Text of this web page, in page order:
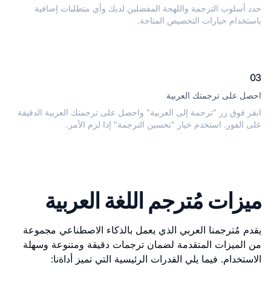
حدد أسلوب الترجمة واللهجة المفضلين لديك وأي متطلبات إضافية
باستخدام خيارات التخصيص المتاحة.
03
احصل على ترجمتك العربية
انقر فوق زر "ترجمة إلى العربية" واحصل على ترجمتك العربية الدقيقة
على الفور. استخدم خيار "تحسين الترجمة" إذا لزم الأمر.
ميزات مُترجم اللغة العربية
يقدم مُترجمنا العربي الذي يعمل بالذكاء الاصطناعي مجموعة
من الميزات المتقدمة لضمان ترجمات دقيقة ومتنوعة وسهلة
الاستخدام. فيما يلي القدرات الرئيسية التي تميز أداةنا: